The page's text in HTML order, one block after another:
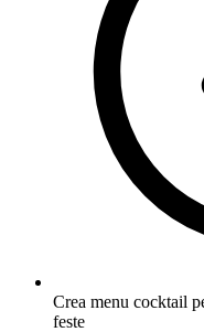
Crea menu cocktail
feste